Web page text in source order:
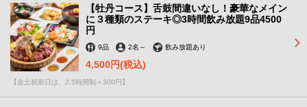
【牡丹コース】舌鼓間違いなし！豪華なメイン
に３種類のステーキ◎3時間飲み放題9品4500
円
9品 2名 ～ 飲み放題あり
4,500円(税込)
【金土祝前日は、2.5時間制＋300円】この店舗情報をシェアする